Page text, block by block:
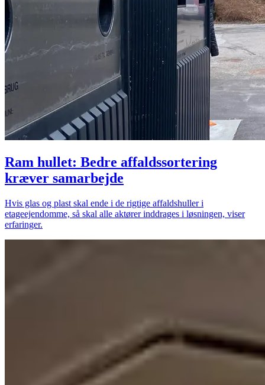
Ram hullet: Bedre affaldssortering
kræver samarbejde
Hvis glas og plast skal ende i de rigtige affaldshuller i
etageejendomme, så skal alle aktører inddrages i løsningen, viser
erfaringer.